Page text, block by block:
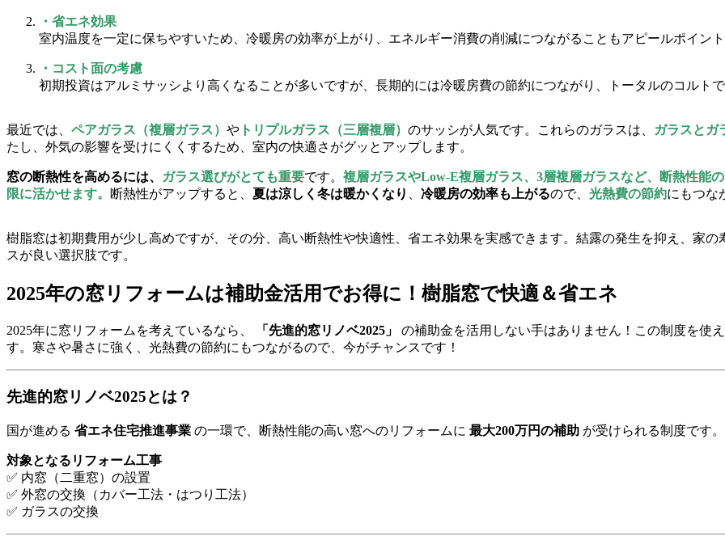
・省エネ効果
室内温度を一定に保ちやすいため、冷暖房の効率が上がり、エネルギー消費の削減につながることもアピールポイント
・コスト面の考慮
初期投資はアルミサッシより高くなることが多いですが、長期的には冷暖房費の節約につながり、トータルのコルト
最近では、 ペアガラス（複層ガラス） や トリプルガラス（三層複層） のサッシが人気です。これらのガラスは、 ガラスとガ
たし、外気の影響を受けにくくするため、室内の快適さがグッとアップします。
窓の断熱性を高めるには、 ガラス選びがとても重要です。 複層ガラスやLow-E複層ガラス、3層複層ガラスなど、断熱性能
限に活かせます。
断熱性がアップすると、 夏は涼しく 冬は暖かくなり 冷暖房の効率も上がるので、 光熱費の節約にもつな
樹脂窓は初期費用が少し高めですが、その分、高い断熱性や快適性、省エネ効果を実感できます。結露の発生を抑え、家
スが良い選択肢です。
2025年の窓リフォームは補助金活用でお得に！樹脂窓で快適＆省エネ
2025年に窓リフォームを考えているなら、 「先進的窓リノベ2025」 の補助金を活用しない手はありません！この制度を使
す。寒さや暑さに強く、光熱費の節約にもつながるので、今がチャンスです！
先進的窓リノベ2025とは？
国が進める 省エネ住宅推進事業 の一環で、断熱性能の高い窓へのリフォームに 最大200万円の補助 が受けられる制度です。
対象となるリフォーム工事
✅ 内窓（二重窓）の設置
✅ 外窓の交換（カバー工法・はつり工法）
✅ ガラスの交換